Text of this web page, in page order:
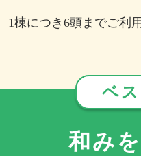
棟につき6頭までご利
ベ
和み